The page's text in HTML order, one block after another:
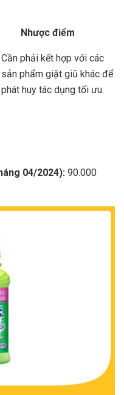
Nhược điểm
Cần phải kết hợp với các
sản phẩm giặt giũ khác để
phát huy tác dụng tối ưu.
04/2024): 90.000